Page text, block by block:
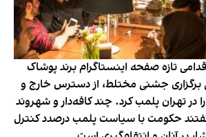
تازه صفحه اینستاگرام برند پوشاک
جشنی مختلط، از دسترس خارج و
در تهران پلمب کرد. چند کافه‌‌دار و شهروند
گفتند حکومت با سیاست پلمب درصدد کنترل